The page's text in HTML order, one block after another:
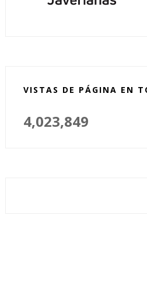
VISTAS DE PÁGINA EN
4,023,849